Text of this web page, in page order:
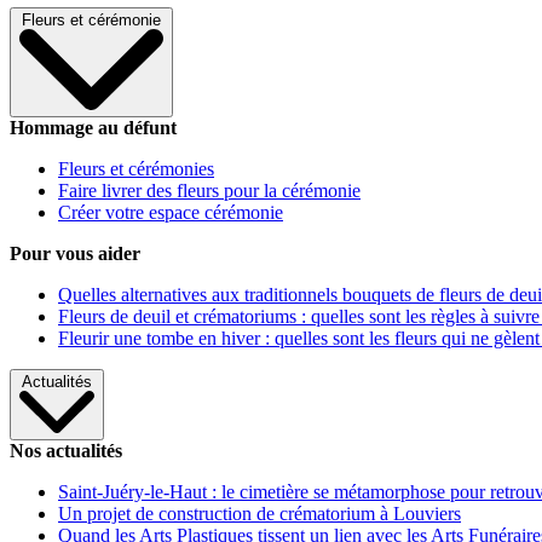
Fleurs et cérémonie
Hommage au défunt
Fleurs et cérémonies
Faire livrer des fleurs pour la cérémonie
Créer votre espace cérémonie
Pour vous aider
Quelles alternatives aux traditionnels bouquets de fleurs de
Fleurs de deuil et crématoriums : quelles sont les règles à
Fleurir une tombe en hiver : quelles sont les fleurs qui ne gèlent
Actualités
Nos actualités
Saint-Juéry-le-Haut : le cimetière se métamorphose pour
Un projet de construction de crématorium à Louviers
Quand les Arts Plastiques tissent un lien avec les Arts